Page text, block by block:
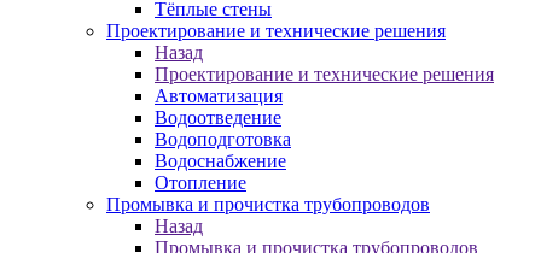
Тёплые стены
Проектирование и технические решения
Назад
Проектирование и технические решения
Автоматизация
Водоотведение
Водоподготовка
Водоснабжение
Отопление
Промывка и прочистка трубопроводов
Назад
Промывка и прочистка трубопроводов